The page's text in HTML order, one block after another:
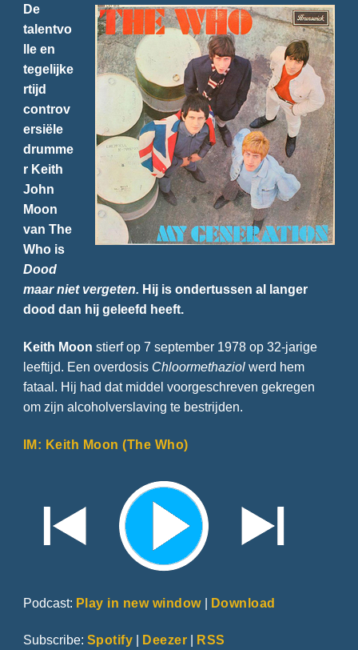
De
talentvo
lle en
tegelijke
rtijd
controv
ersiële
drumme
r Keith
John
Moon
van The
Who is
Dood
maar niet vergeten. Hij is ondertussen al langer
dood dan hij geleefd heeft.
Keith Moon stierf op 7 september 1978 op 32-jarige
leeftijd. Een overdosis Chloormethaziolwerd hem
fataal. Hij had dat middel voorgeschreven gekregen
om zijn alcoholverslaving te bestrijden.
IM: Keith Moon (The Who)
Podcast: Play in new window| Download
Subscribe: Spotify Deezer RSS